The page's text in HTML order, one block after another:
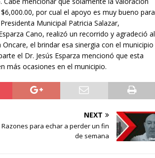
por cual el apoyo es muy bueno para
Municipal Patricia Salazar,
Cano, realizó un recorrido y agradeció al
el brindar esa sinergia con el municipio
el Dr. Jesús Esparza mencionó que esta
más ocasiones en el municipio.
NEXT
Razones para echar a perder un fin
de semana